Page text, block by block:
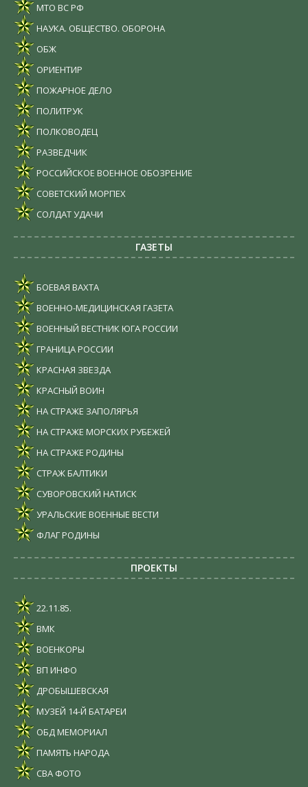
МТО ВС РФ
НАУКА. ОБЩЕСТВО. ОБОРОНА
ОБЖ
ОРИЕНТИР
ПОЖАРНОЕ ДЕЛО
ПОЛИТРУК
ПОЛКОВОДЕЦ
РАЗВЕДЧИК
РОССИЙСКОЕ ВОЕННОЕ ОБОЗРЕНИЕ
СОВЕТСКИЙ МОРПЕХ
СОЛДАТ УДАЧИ
ГАЗЕТЫ
БОЕВАЯ ВАХТА
ВОЕННО-МЕДИЦИНСКАЯ ГАЗЕТА
ВОЕННЫЙ ВЕСТНИК ЮГА РОССИИ
ГРАНИЦА РОССИИ
КРАСНАЯ ЗВЕЗДА
КРАСНЫЙ ВОИН
НА СТРАЖЕ ЗАПОЛЯРЬЯ
НА СТРАЖЕ МОРСКИХ РУБЕЖЕЙ
НА СТРАЖЕ РОДИНЫ
СТРАЖ БАЛТИКИ
СУВОРОВСКИЙ НАТИСК
УРАЛЬСКИЕ ВОЕННЫЕ ВЕСТИ
ФЛАГ РОДИНЫ
ПРОЕКТЫ
22.11.85.
ВМК
ВОЕНКОРЫ
ВП ИНФО
ДРОБЫШЕВСКАЯ
МУЗЕЙ 14-Й БАТАРЕИ
ОБД МЕМОРИАЛ
ПАМЯТЬ НАРОДА
СВА ФОТО